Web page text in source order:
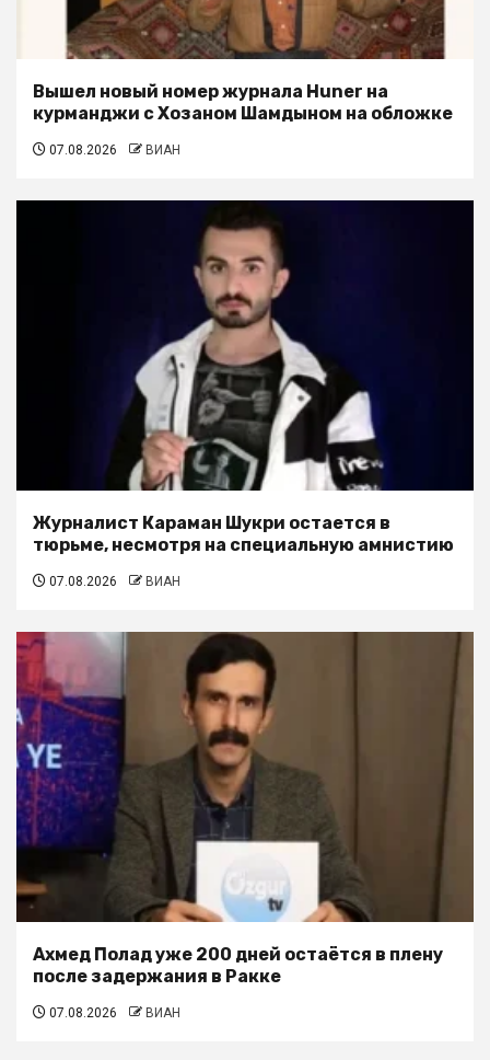
Вышел новый номер журнала Huner на
курманджи с Хозаном Шамдыном на обложке
07.08.2026 ВИАН
Журналист Караман Шукри остается в
тюрьме, несмотря на специальную амнистию
07.08.2026 ВИАН
Ахмед Полад уже 200 дней остаётся в плену
после задержания в Ракке
07.08.2026 ВИАН